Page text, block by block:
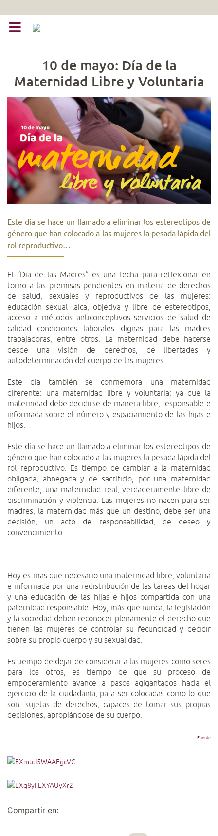
10 de mayo: Día de la
Maternidad Libre y Voluntaria
Este día se hace un llamado a eliminar los estereotipos de
género que han colocado a las mujeres la pesada lápida del
rol reproductivo…
El “Día de las Madres” es una fecha para reflexionar en
torno a las premisas pendientes en materia de derechos
de salud, sexuales y reproductivos de las mujeres:
educación sexual laica, objetiva y libre de estereotipos,
acceso a métodos anticonceptivos servicios de salud de
calidad condiciones laborales dignas para las madres
trabajadoras, entre otros. La maternidad debe hacerse
desde una visión de derechos, de libertades y
autodeterminación del cuerpo de las mujeres.
Este día también se conmemora una maternidad
diferente: una maternidad libre y voluntaria; ya que la
maternidad debe decidirse de manera libre, responsable e
informada sobre el número y espaciamiento de las hijas e
hijos.
Este día se hace un llamado a eliminar los estereotipos de
género que han colocado a las mujeres la pesada lápida del
rol reproductivo. Es tiempo de cambiar a la maternidad
obligada, abnegada y de sacrificio, por una maternidad
diferente, una maternidad real, verdaderamente libre de
discriminación y violencia. Las mujeres no nacen para ser
madres, la maternidad más que un destino, debe ser una
decisión, un acto de responsabilidad, de deseo y
convencimiento.
Hoy es mas que necesario una maternidad libre, voluntaria
e informada por una redistribución de las tareas del hogar
y una educación de las hijas e hijos compartida con una
paternidad responsable. Hoy, más que nunca, la legislación
y la sociedad deben reconocer plenamente el derecho que
tienen las mujeres de controlar su fecundidad y decidir
sobre su propio cuerpo y su sexualidad.
Es tiempo de dejar de considerar a las mujeres como seres
para los otros, es tiempo de que su proceso de
empoderamiento avance a pasos agigantados hacia el
ejercicio de la ciudadanía, para ser colocadas como lo que
son: sujetas de derechos, capaces de tomar sus propias
decisiones, apropiándose de su cuerpo.
Fuente
Compartir en: